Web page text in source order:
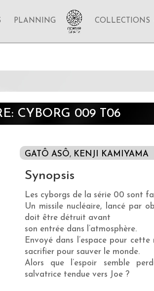
PLANNING COLLECTIONS
CYBORG 009 T06
GATÔ ASÔ, KENJI KAMIYAMA
Synopsis
Les cyborgs de la série 00 sont
Un missile nucléaire, lancé par
doit être détruit avant
son entrée dans l’atmosphère.
Envoyé dans l’espace pour
sacrifier pour sauver le monde.
Alors que l’espoir semble
salvatrice tendue vers Joe ?